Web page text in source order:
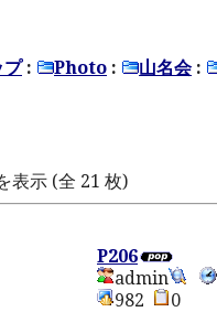
プ: Photo : 山名会:
表示 (全 21 枚)
P206
admin
982
0